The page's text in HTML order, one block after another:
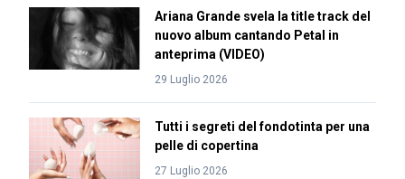
Ariana Grande svela la title track del
nuovo album cantando Petal in
anteprima (VIDEO)
29 Luglio 2026
Tutti i segreti del fondotinta per una
pelle di copertina
27 Luglio 2026